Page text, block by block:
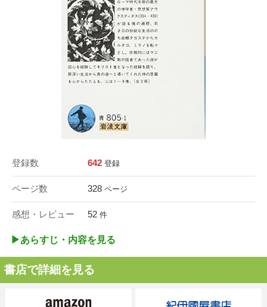
登録数 642 登録
ページ数 328 ページ
感想・レビュー 52 件
▶︎あらすじ・内容を見る
書店で詳細を見る